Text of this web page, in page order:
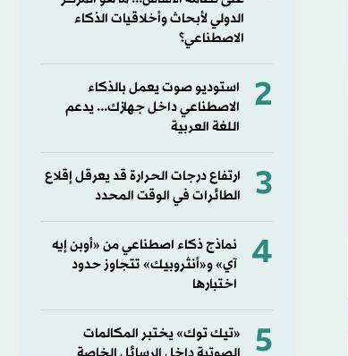
الدولي لأبحاث وأخلاقيات الذكاء
الاصطناعي؟
2
استوديو صوت يعمل بالذكاء
الاصطناعي داخل جهازك... يدعم
اللغة العربية
3
ارتفاع درجات الحرارة قد يعرقل إقلاع
الطائرات في الوقت المحدد
4
نماذج ذكاء اصطناعي من «أوبن إيه
آي» و«أنثروبيك» تتجاوز حدود
اختبارها
5
«تيك توك» يختبر المكالمات